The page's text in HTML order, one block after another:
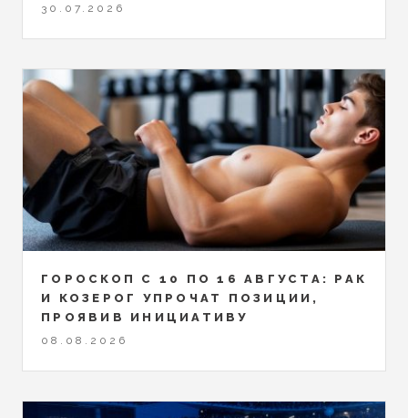
30.07.2026
ГОРОСКОП С 10 ПО 16 АВГУСТА: РАК
И КОЗЕРОГ УПРОЧАТ ПОЗИЦИИ,
ПРОЯВИВ ИНИЦИАТИВУ
08.08.2026